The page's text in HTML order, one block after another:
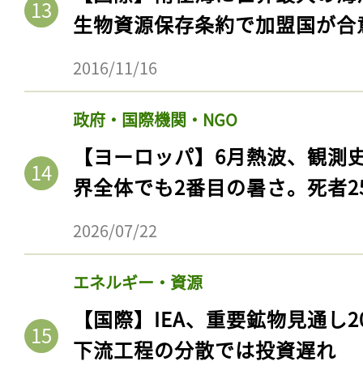
生物資源保存条約で加盟国が合
2016/11/16
政府・国際機関・NGO
【ヨーロッパ】6月熱波、観
界全体でも2番目の暑さ。死者
2026/07/22
エネルギー・資源
【国際】IEA、重要鉱物見通
下流工程の分散では投資遅れ
記事をお気に入りに
ログイン
会員登録